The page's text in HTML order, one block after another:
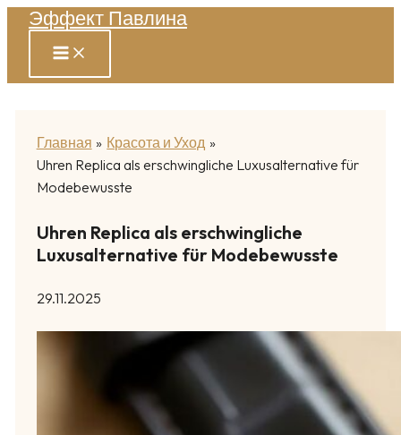
Перейти
содержимому
Эффект Павлина
Главная
Красота и Уход
Uhren Replica als erschwingliche Luxusalternative für
Modebewusste
Uhren Replica als erschwingliche
Luxusalternative für Modebewusste
29.11.2025